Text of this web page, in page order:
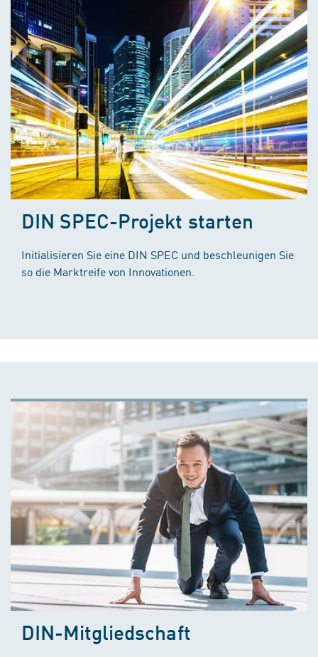
DIN SPEC-Projekt starten
Initialisieren Sie eine DIN SPEC und beschleunigen Sie
so die Marktreife von Innovationen.
DIN-Mitgliedschaft